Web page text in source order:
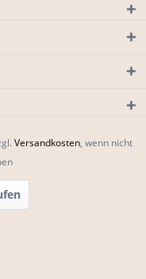
Versandkosten, wenn nicht